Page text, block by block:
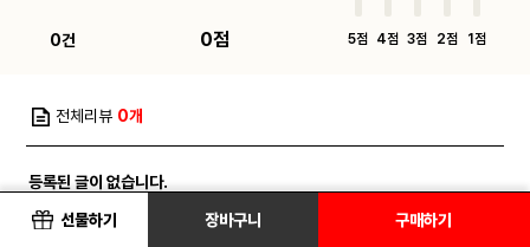
선물하기 장바구니 구매하기
0건 0점 5점 4점 3점 2점 1점
전체리뷰 0개
등록된 글이 없습니다.